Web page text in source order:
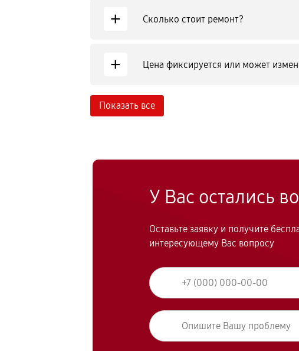
+ Сколько стоит ремонт?
+ Цена фиксируется или может
Показать все
У Вас остались
Оставьте заявку и получите
интересующему Вас вопросу